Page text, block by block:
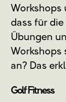
Workshops
dass für
Übungen
Workshops
an? Das
Golf Fitness